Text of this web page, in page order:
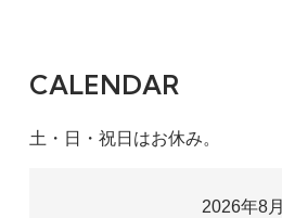
CALENDAR
土・日・祝日はお休み。
2026年8月